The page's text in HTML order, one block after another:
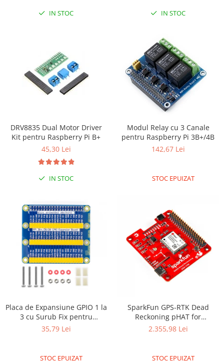
IN STOC IN STOC
DRV8835 Dual Motor Driver
Kit pentru Raspberry Pi B+
45,30 Lei
IN STOC
Modul Relay cu 3 Canale
pentru Raspberry Pi 3B+/4B
142,67 Lei
STOC EPUIZAT
Placa de Expansiune GPIO 1 la
3 cu Surub Fix pentru
Raspberry Pi 3/PI 4
35,79 Lei
STOC EPUIZAT
SparkFun GPS-RTK Dead
Reckoning pHAT for
Raspberry Pi
2.355,98 Lei
STOC EPUIZAT